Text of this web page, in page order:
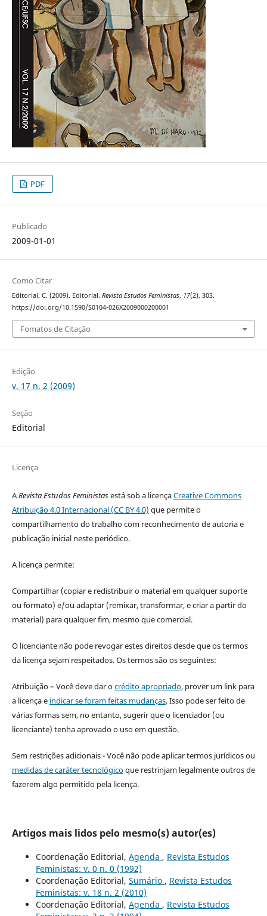
PDF
Publicado
2009-01-01
Como Citar
Editorial, C. (2009). Editorial. Revista Estudos Feministas, 17(2), 303.
https://doi.org/10.1590/S0104-026X2009000200001
Fomatos de Citação
Edição
v. 17 n. 2 (2009)
Seção
Editorial
Licença
ARevista Estudos Feministasestá sob a licençaCreative Commons
Atribuição 4.0 Internacional (CC BY 4.0) que permite o
compartilhamento do trabalho com reconhecimento de autoria e
publicação inicial neste periódico.
A licença permite:
Compartilhar (copiar e redistribuir o material em qualquer suporte
ou formato) e/ou adaptar (remixar, transformar, e criar a partir do
material) para qualquer fim, mesmo que comercial.
O licenciante não pode revogar estes direitos desde que os termos
da licença sejam respeitados. Os termos são os seguintes:
Atribuição – Você deve dar ocrédito apropriado, prover um link para
a licença e indicar se foram feitas mudanças. Isso pode ser feito de
várias formas sem, no entanto, sugerir que o licenciador (ou
licenciante) tenha aprovado o uso em questão.
Sem restrições adicionais - Você não pode aplicar termos jurídicos ou
medidas de caráter tecnológicoque restrinjam legalmente outros de
fazerem algo permitido pela licença.
Artigos mais lidos pelo mesmo(s) autor(es)
Coordenação Editorial, Agenda , Revista Estudos
Feministas: v. 0 n. 0 (1992)
Coordenação Editorial, Sumário , Revista Estudos
Feministas: v. 18 n. 2 (2010)
Coordenação Editorial, Agenda , Revista Estudos